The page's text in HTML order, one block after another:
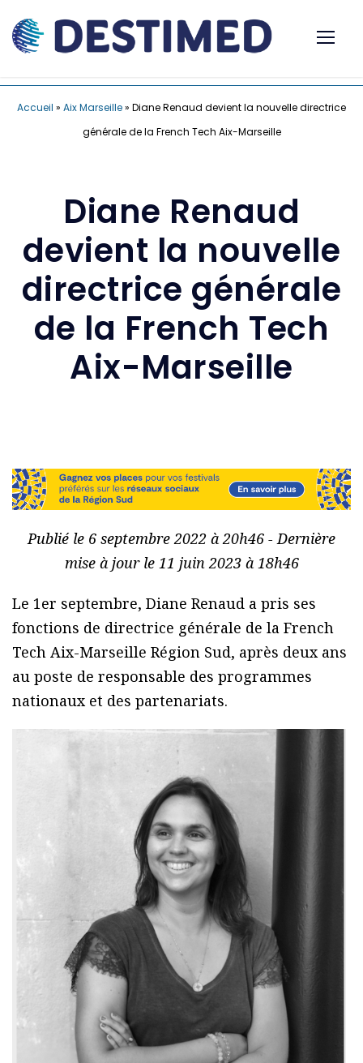
Accueil » Aix Marseille» Diane Renaud devient la nouvelle directrice
générale de la French Tech Aix-Marseille
Diane Renaud
devient la nouvelle
directrice générale
de la French Tech
Aix-Marseille
Publié le 6 septembre 2022 à 20h46 - Dernière
mise à jour le 11 juin 2023 à 18h46
Le 1er septembre, Diane Renaud a pris ses
fonctions de directrice générale de la French
Tech Aix-Marseille Région Sud, après deux ans
au poste de responsable des programmes
nationaux et des partenariats.